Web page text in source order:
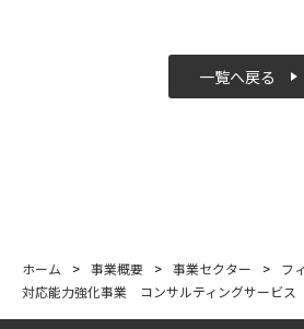
一覧へ戻る
ホーム > 事業概要 > 事業セクター >
フ
対応能力強化事業 コンサルティングサービス